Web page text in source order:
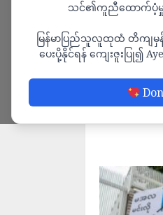
သင်၏ကူညီထောက်ပံ့မှု
မြန်မာပြည်သူလူထုထံ တိကျ
ပေးပို့နိုင်ရန် ကျေးဇူးပြု၍